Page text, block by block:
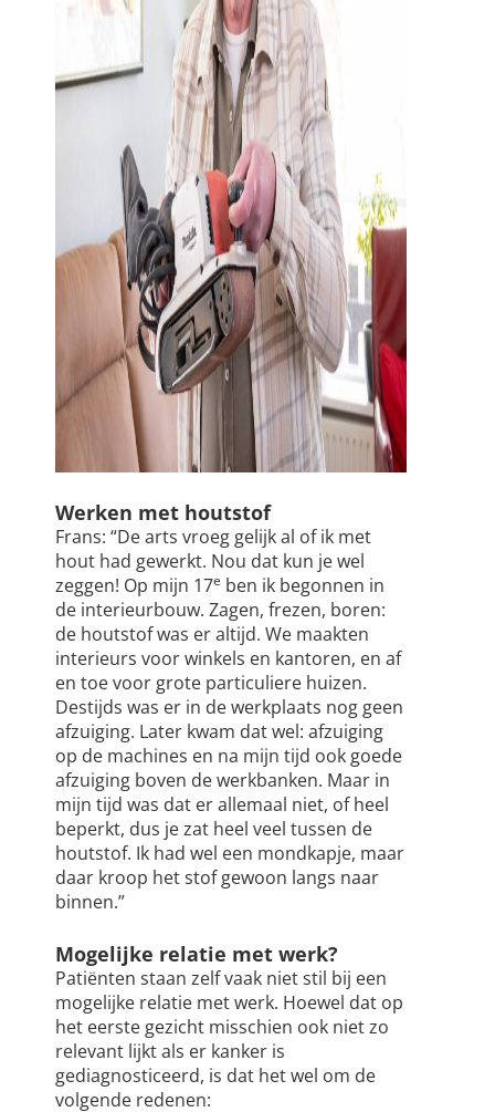
Werken met houtstof
Frans: “De arts vroeg gelijk al of ik met
hout had gewerkt. Nou dat kun je wel
zeggen! Op mijn 17e ben ik begonnen in
de interieurbouw. Zagen, frezen, boren:
de houtstof was er altijd. We maakten
interieurs voor winkels en kantoren, en af
en toe voor grote particuliere huizen.
Destijds was er in de werkplaats nog geen
afzuiging. Later kwam dat wel: afzuiging
op de machines en na mijn tijd ook goede
afzuiging boven de werkbanken. Maar in
mijn tijd was dat er allemaal niet, of heel
beperkt, dus je zat heel veel tussen de
houtstof. Ik had wel een mondkapje, maar
daar kroop het stof gewoon langs naar
binnen.”
Mogelijke relatie met werk?
Patiënten staan zelf vaak niet stil bij een
mogelijke relatie met werk. Hoewel dat op
het eerste gezicht misschien ook niet zo
relevant lijkt als er kanker is
gediagnosticeerd, is dat het wel om de
volgende redenen: